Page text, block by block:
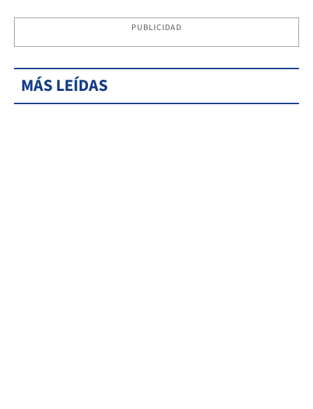
PUBLICIDAD
MÁS LEÍDAS